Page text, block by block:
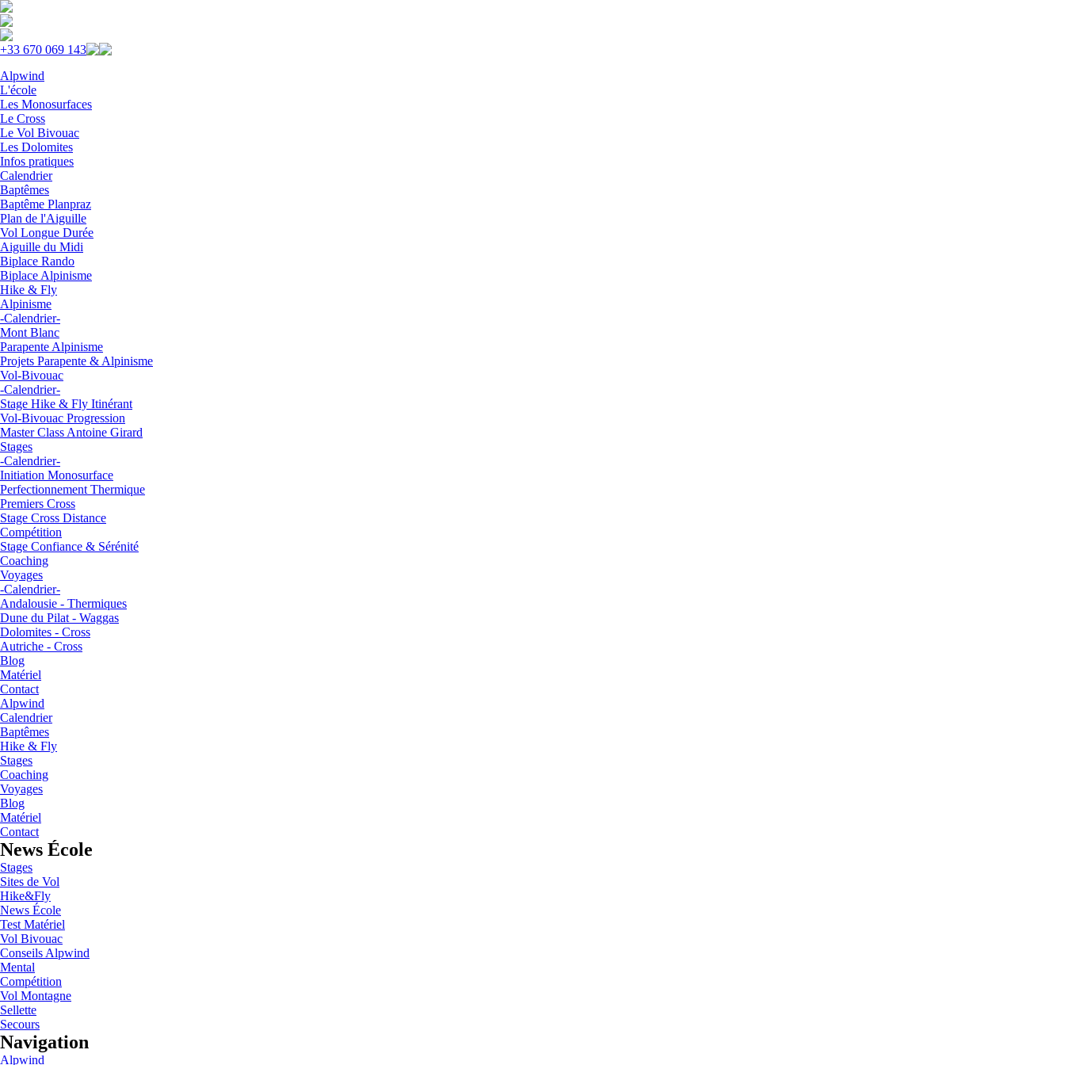
Skip to navigation
Aller au contenu principal
+33 670 069 143
Alpwind
L'école
Les Monosurfaces
Le Cross
Le Vol Bivouac
Les Dolomites
Infos pratiques
Calendrier
Baptêmes
Baptême Planpraz
Plan de l'Aiguille
Vol Longue Durée
Aiguille du Midi
Biplace Rando
Biplace Alpinisme
Hike & Fly
Alpinisme
-Calendrier-
Mont Blanc
Parapente Alpinisme
Projets Parapente & Alpinisme
Vol-Bivouac
-Calendrier-
Stage Hike & Fly Itinérant
Vol-Bivouac Progression
Master Class Antoine Girard
Stages
-Calendrier-
Initiation Monosurface
Perfectionnement Thermique
Premiers Cross
Stage Cross Distance
Compétition
Stage Confiance & Sérénité
Coaching
Voyages
-Calendrier-
Andalousie - Thermiques
Dune du Pilat - Waggas
Dolomites - Cross
Autriche - Cross
Blog
Matériel
Contact
Alpwind
Calendrier
Baptêmes
Hike & Fly
Stages
Coaching
Voyages
Blog
Matériel
Contact
News École
Stages
Sites de Vol
Hike&Fly
News École
Test Matériel
Vol Bivouac
Conseils Alpwind
Mental
Compétition
Vol Montagne
Sellette
Secours
Navigation
Alpwind